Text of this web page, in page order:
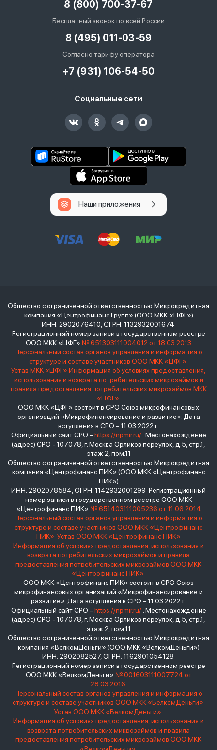
8 (800) 700-37-67
Бесплатный звонок по всей России
8 (495) 011-03-59
Согласно тарифу оператора
+7 (931) 106-54-50
Социальные сети
Наши приложения
Общество с ограниченной ответственностью Микрокредитная
компания «Центрофинанс Групп» (ООО МКК «ЦФГ»)
ИНН: 2902076410, ОГРН: 1132932001674
Регистрационный номер записи в государственном реестре
ООО МКК «ЦФГ» № 651303111004012 от 18.03.2013
Персональный состав органов управления и информация о
структуре и составе участников ООО МКК «ЦФГ»
Устав МКК «ЦФГ» Информация об условиях предоставления,
использования и возврата потребительских микрозаймов и
правила предоставления потребительских микрозаймов МКК
«ЦФГ»
ООО МКК «ЦФГ» состоит в СРО Союз микрофинансовых
организаций «Микрофинансирование и развитие». Дата
вступления в СРО – 11.03.2022 г.
Официальный сайт СРО –https://npmir.ru/. Местонахождение
(адрес) СРО - 107078, г. Москва Орликов переулок, д.5, стр.1,
этаж 2, пом.11
Общество с ограниченной ответственностью Микрокредитная
компания «Центрофинанс ПИК» (ООО МКК «Центрофинанс
ПИК»)
ИНН: 2902078584, ОГРН: 1142932001299 Регистрационный
номер записи в государственном реестре ООО МКК
«Центрофинанс ПИК» № 651403111005236 от 11.06.2014
Персональный состав органов управления и информация о
структуре и составе участников ООО МКК «Центрофинанс
ПИК» Устав ООО МКК «Центрофинанс ПИК»
Информация об условиях предоставления, использования и
возврата потребительских микрозаймов и правила
предоставления потребительских микрозаймов ООО МКК
«Центрофинанс ПИК»
ООО МКК «Центрофинанс ПИК» состоит в СРО Союз
микрофинансовых организаций «Микрофинансирование и
развитие». Дата вступления в СРО – 11.03.2022 г.
Официальный сайт СРО –https://npmir.ru/. Местонахождение
(адрес) СРО - 107078, г. Москва Орликов переулок, д.5, стр.1,
этаж 2, пом.11
Общество с ограниченной ответственностью Микрокредитная
компания «ВелкомДеньги» (ООО МКК «ВелкомДеньги»)
ИНН: 2902082527, ОГРН: 1162901054128
Регистрационный номер записи в государственном реестре
ООО МКК «ВелкомДеньги» № 001603111007724 от
28.03.2016
Персональный состав органов управления и информация о
структуре и составе участников ООО МКК «ВелкомДеньги»
Устав ООО МКК «ВелкомДеньги»
Информация об условиях предоставления, использования и
возврата потребительских микрозаймов и правила
предоставления потребительских микрозаймов ООО МКК
Войти под другим номером